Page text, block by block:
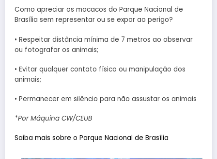
Como apreciar os macacos do Parque Nacional de
Brasília sem representar ou se expor ao perigo?
• Respeitar distância mínima de 7 metros ao observar
ou fotografar os animais;
• Evitar qualquer contato físico ou manipulação dos
animais;
• Permanecer em silêncio para não assustar os animais
*Por Máquina CW/CEUB
Saiba mais sobre o Parque Nacional de Brasília